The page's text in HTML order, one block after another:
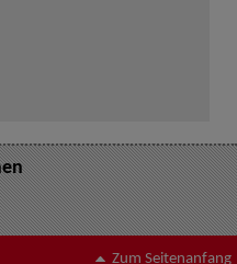
Zum Seitenanfang